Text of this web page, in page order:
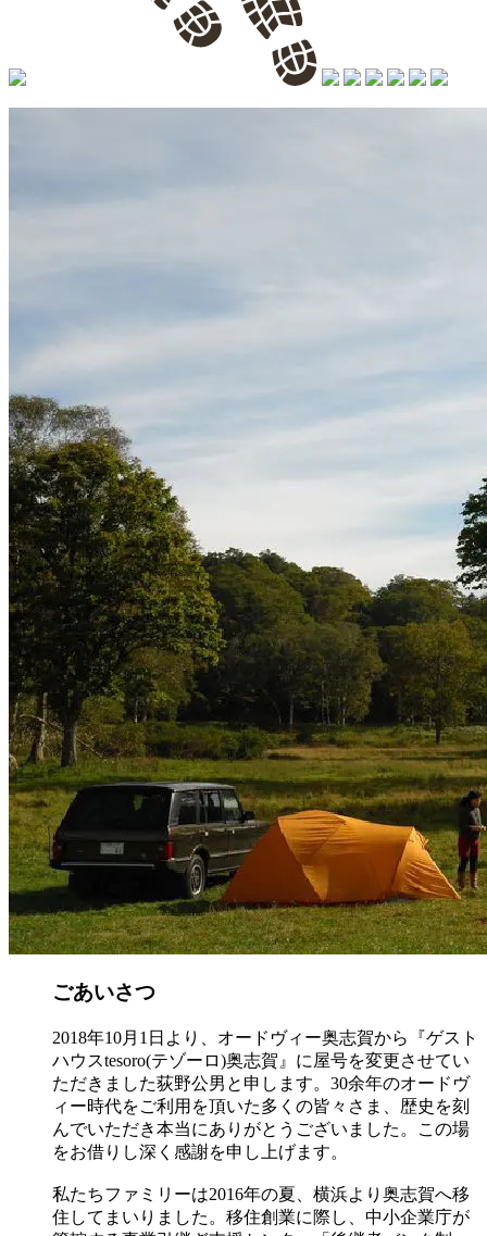
ごあいさつ
2018年10月1日より、オードヴィー奥志賀から『ゲスト
ハウスtesoro(テゾーロ)奥志賀』に屋号を変更させてい
ただきました荻野公男と申します。30余年のオードヴ
ィー時代をご利用を頂いた多くの皆々さま、歴史を刻
んでいただき本当にありがとうございました。この場
をお借りし深く感謝を申し上げます。
私たちファミリーは2016年の夏、横浜より奥志賀へ移
住してまいりました。移住創業に際し、中小企業庁が